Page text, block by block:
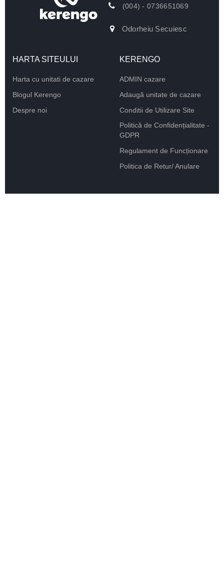
(004) - 0736651069
Odorheiu Secuiesc
HARTA SITEULUI
Harta cu unitati de cazare
Blogul Kerengo
Despre noi
KERENGO
ADMIN cazare
Adaugă unitate de cazare
Conditii de Utilizare Site
Politică de Confidențialitate -
GDPR
Regulament de Funcționare
Politica de Retur/ Anulare